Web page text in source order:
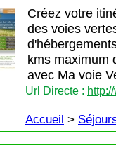
Créez votre
des voies
kms maximum
avec Ma voie
Url Directe :
Accueil >